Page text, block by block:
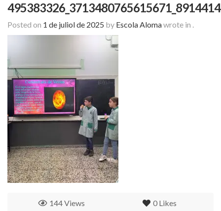
Posted on 1 de juliol de 2025 by Escola Alomawrote in .
0 Likes
144 Views